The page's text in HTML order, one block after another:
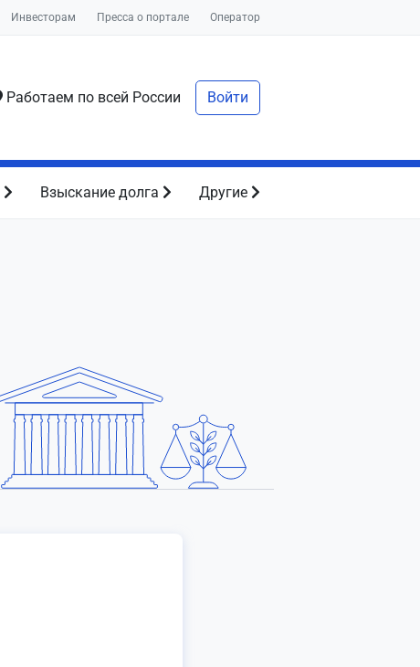
Инвесторам Пресса о портале Оператор
Работаем по всей России Войти
Взыскание долга Другие